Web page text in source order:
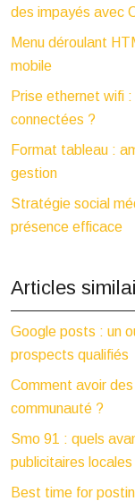
des impayés avec
Menu déroulant
mobile
Prise ethernet wifi
connectées ?
Format tableau :
gestion
Stratégie social
présence efficace
Articles
Google posts : un
prospects qualifiés
Comment avoir
communauté ?
Smo 91 : quels
publicitaires locales
Best time for